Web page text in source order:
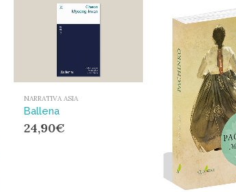
NARRATIVA ASIA
Ballena
24,90€